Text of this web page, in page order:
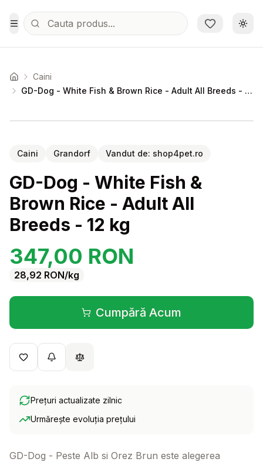
Sari la conținutul principal
Toggle Menu
Acasa Caini
GD-Dog - White Fish & Brown Rice - Adult All Breeds - 12 kg
Caini Grandorf Vandut de: shop4pet.ro
GD-Dog - White Fish &
Brown Rice - Adult All
Breeds - 12 kg
347,00 RON
28,92 RON/kg
Cumpără Acum
(se deschide într-o filă
Prețuri actualizate zilnic
Urmărește evoluția prețului
GD-Dog - Peste Alb si Orez Brun este alegerea